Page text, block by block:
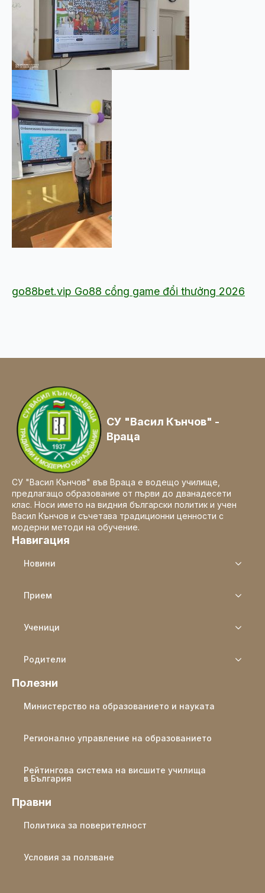
go88bet.vip Go88 cổng game đổi thưởng 2026
СУ "Васил Кънчов" -
Враца
СУ "Васил Кънчов" във Враца е водещо училище,
предлагащо образование от първи до дванадесети
клас. Носи името на видния български политик и учен
Васил Кънчов и съчетава традиционни ценности с
модерни методи на обучение.
Навигация
Новини
Прием
Ученици
Родители
Полезни
Министерство на образованието и науката
Регионално управление на образованието
Рейтингова система на висшите училища
в България
Правни
Политика за поверителност
Условия за ползване